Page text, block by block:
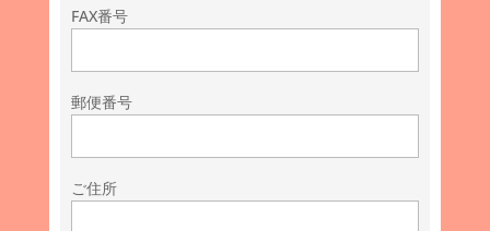
FAX番号
郵便番号
ご住所